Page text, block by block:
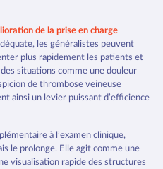
de la prise en charge
les généralistes peuvent
plus rapidement les patients et
situations comme une douleur
de thrombose veineuse
ainsi un levier puissant d’efficience
à l’examen clinique,
le prolonge. Elle agit comme une
visualisation rapide des structures